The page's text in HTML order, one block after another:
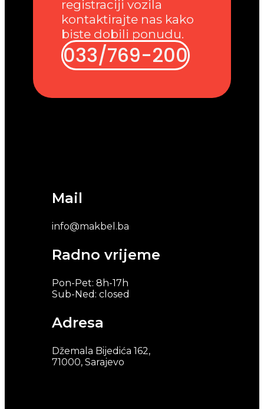
Mail
info@makbel.ba
Radno vrijeme
Pon-Pet: 8h-17h
Sub-Ned: closed
Adresa
Džemala Bijedića 162,
71000, Sarajevo
registraciji vozila
kontaktirajte nas kako
biste dobili ponudu.
033/769-200